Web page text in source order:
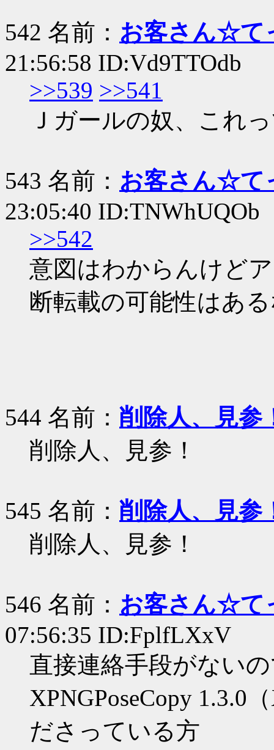
542 名前： お客さん☆て
21:56:58 ID:Vd9TTOdb
>>539 >>541
Ｊガールの奴、これ
543 名前： お客さん☆て
23:05:40 ID:TNWhUQOb
>>542
意図はわからんけど
断転載の可能性はあ
544 名前： 削除人、見参
削除人、見参！
545 名前： 削除人、見参
削除人、見参！
546 名前： お客さん☆て
07:56:35 ID:FplfLXxV
直接連絡手段がない
XPNGPoseCopy 1.3.0
ださっている方